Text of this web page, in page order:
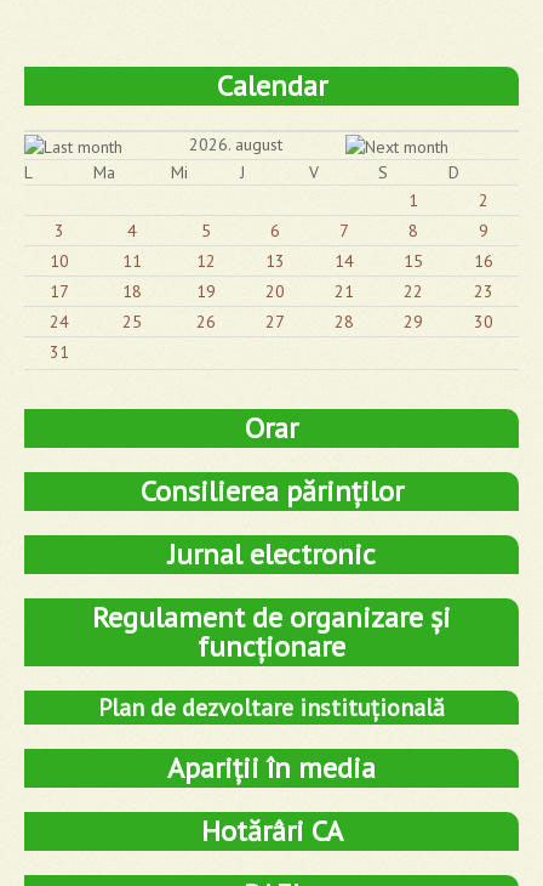
Calendar
2026. august
L
Ma Mi J V S
D
1
2
3
4 5 6 7 8
9
10
11 12 13 14 15
16
17
18 19 20 21 22
23
24
25 26 27 28 29
30
31
Orar
Consilierea părinților
Jurnal electronic
Regulament de organizare și
funcționare
Plan de dezvoltare instituțională
Apariții în media
Hotărâri CA